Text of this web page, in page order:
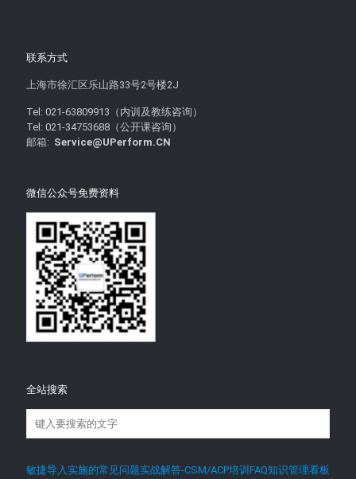
联系方式
上海市徐汇区乐山路33号2号楼2J
Tel: 021-63809913（内训及教练咨询）
Tel: 021-34753688（公开课咨询）
邮箱: Service@UPerform.CN
微信公众号免费资料
全站搜索
敏捷导入实施的常见问题实战解答-CSM/ACP培训FAQ知识管理看板